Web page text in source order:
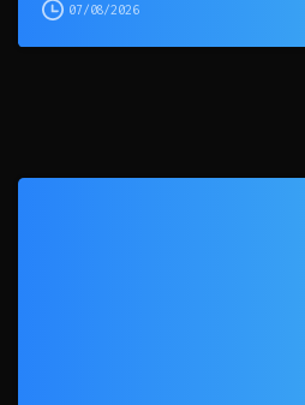
07/08/2026